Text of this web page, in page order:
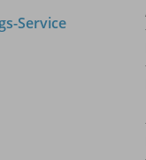
Service